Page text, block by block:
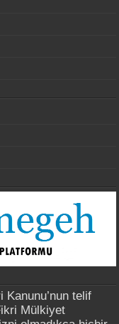
Kanunu’nun telif
Mülkiyet